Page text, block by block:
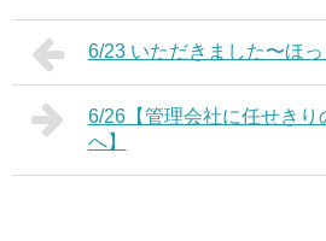
6/23 いただきました〜ほ
6/26【管理会社に任せきり
へ】